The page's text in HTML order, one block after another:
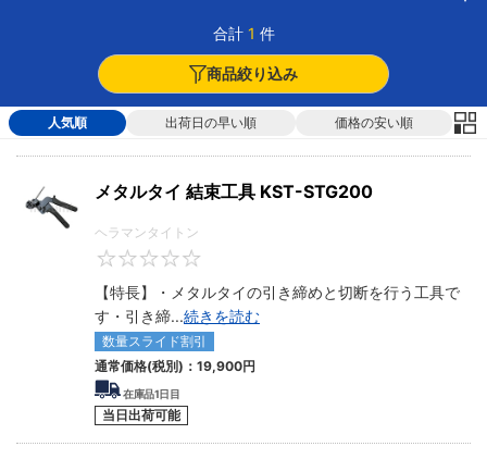
して結束バンドを締め付けてカットします。カットされた部分
は、工具の横に出される仕組みです。タイガンは、ケーブルやリ
リースタイの締め付けや切断を行います。手動式は、作業者が強
度を設定して、手動で締め付けてカットします。そのほか、設定
した強度で締め付ける機能があります。機構部分の素材がクロム
鉱だと頑丈です。結束バンドの幅に合わせて設定できるだけでな
く、突出しない整った切り口を作ることが可能です。用途や目的
に合わせたものを選択する必要があります。
合計 1 件
商品絞り込み
人気順 出荷日の早い順 価格の安い順
メタルタイ 結束工具 KST-STG200
ヘラマンタイトン
【特長】・メタルタイの引き締めと切断を行う工具で
す・引き締...続きを読む
数量スライド割引
通常価格(税別)： 19,900円
在庫品1日目
当日出荷可能